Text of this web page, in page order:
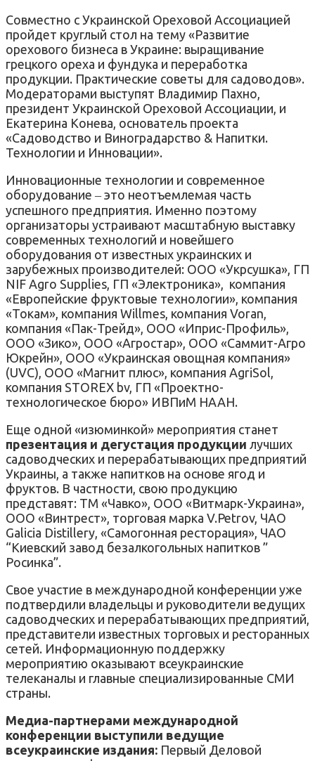
Совместно с Украинской Ореховой Ассоциацией
пройдет круглый стол на тему «Развитие
орехового бизнеса в Украине: выращивание
грецкого ореха и фундука и переработка
продукции. Практические советы для садоводов».
Модераторами выступят Владимир Пахно,
президент Украинской Ореховой Ассоциации, и
Екатерина Конева, основатель проекта
«Садоводство и Виноградарство & Напитки.
Технологии и Инновации».
Инновационные технологии и современное
оборудование ‒ это неотъемлемая часть
успешного предприятия. Именно поэтому
организаторы устраивают масштабную выставку
современных технологий и новейшего
оборудования от известных украинских и
зарубежных производителей: ООО «Укрсушка», ГП
NIF Agro Supplies, ГП «Электроника», компания
«Европейские фруктовые технологии», компания
«Токам», компания Willmes, компания Voran,
компания «Пак-Трейд», ООО «Иприс-Профиль»,
ООО «Зико», ООО «Агростар», ООО «Саммит-Агро
Юкрейн», ООО «Украинская овощная компания»
(UVC), ООО «Магнит плюс», компания AgriSol,
компания STOREX bv, ГП «Проектно-
технологическое бюро» ИВПиМ НААН.
Еще одной «изюминкой» мероприятия станет
презентация и дегустация продукции лучших
садоводческих и перерабатывающих предприятий
Украины, а также напитков на основе ягод и
фруктов. В частности, свою продукцию
представят: ТМ «Чавко», ООО «Витмарк-Украина»,
ООО «Винтрест», торговая марка V.Petrov, ЧАО
Galicia Distillery, «Самогонная ресторация», ЧАО
“Киевский завод безалкогольных напитков ”
Росинка”.
Свое участие в международной конференции уже
подтвердили владельцы и руководители ведущих
садоводческих и перерабатывающих предприятий,
представители известных торговых и ресторанных
сетей. Информационную поддержку
мероприятию оказывают всеукраинские
телеканалы и главные специализированные СМИ
страны.
Медиа-партнерами международной
конференции выступили ведущие
всеукраинские издания: Первый Деловой